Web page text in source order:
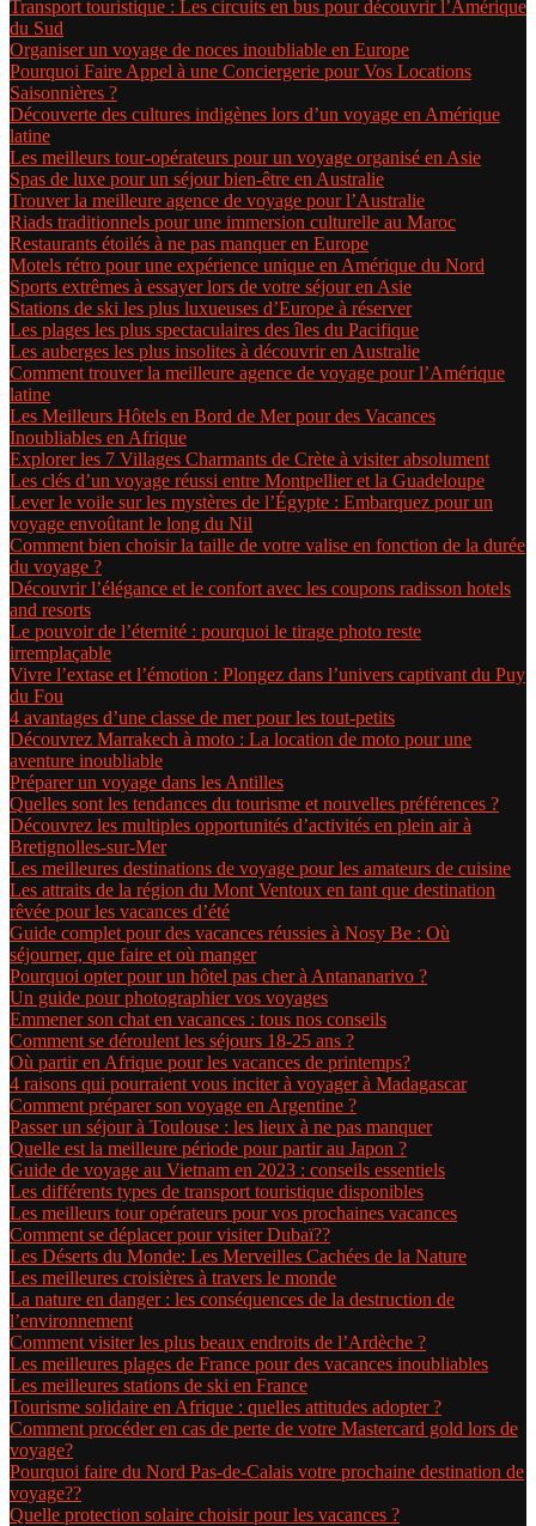
Transport touristique : Les circuits en bus pour découvrir l’Amérique
du Sud
Organiser un voyage de noces inoubliable en Europe
Pourquoi Faire Appel à une Conciergerie pour Vos Locations
Saisonnières ?
Découverte des cultures indigènes lors d’un voyage en Amérique
latine
Les meilleurs tour-opérateurs pour un voyage organisé en Asie
Spas de luxe pour un séjour bien-être en Australie
Trouver la meilleure agence de voyage pour l’Australie
Riads traditionnels pour une immersion culturelle au Maroc
Restaurants étoilés à ne pas manquer en Europe
Motels rétro pour une expérience unique en Amérique du Nord
Sports extrêmes à essayer lors de votre séjour en Asie
Stations de ski les plus luxueuses d’Europe à réserver
Les plages les plus spectaculaires des îles du Pacifique
Les auberges les plus insolites à découvrir en Australie
Comment trouver la meilleure agence de voyage pour l’Amérique
latine
Les Meilleurs Hôtels en Bord de Mer pour des Vacances
Inoubliables en Afrique
Explorer les 7 Villages Charmants de Crète à visiter absolument
Les clés d’un voyage réussi entre Montpellier et la Guadeloupe
Lever le voile sur les mystères de l’Égypte : Embarquez pour un
voyage envoûtant le long du Nil
Comment bien choisir la taille de votre valise en fonction de la durée
du voyage ?
Découvrir l’élégance et le confort avec les coupons radisson hotels
and resorts
Le pouvoir de l’éternité : pourquoi le tirage photo reste
irremplaçable
Vivre l’extase et l’émotion : Plongez dans l’univers captivant du Puy
du Fou
4 avantages d’une classe de mer pour les tout-petits
Découvrez Marrakech à moto : La location de moto pour une
aventure inoubliable
Préparer un voyage dans les Antilles
Quelles sont les tendances du tourisme et nouvelles préférences ?
Découvrez les multiples opportunités d’activités en plein air à
Bretignolles-sur-Mer
Les meilleures destinations de voyage pour les amateurs de cuisine
Les attraits de la région du Mont Ventoux en tant que destination
rêvée pour les vacances d’été
Guide complet pour des vacances réussies à Nosy Be : Où
séjourner, que faire et où manger
Pourquoi opter pour un hôtel pas cher à Antananarivo ?
Un guide pour photographier vos voyages
Emmener son chat en vacances : tous nos conseils
Comment se déroulent les séjours 18-25 ans ?
Où partir en Afrique pour les vacances de printemps?
4 raisons qui pourraient vous inciter à voyager à Madagascar
Comment préparer son voyage en Argentine ?
Passer un séjour à Toulouse : les lieux à ne pas manquer
Quelle est la meilleure période pour partir au Japon ?
Guide de voyage au Vietnam en 2023 : conseils essentiels
Les différents types de transport touristique disponibles
Les meilleurs tour opérateurs pour vos prochaines vacances
Comment se déplacer pour visiter Dubaï??
Les Déserts du Monde: Les Merveilles Cachées de la Nature
Les meilleures croisières à travers le monde
La nature en danger : les conséquences de la destruction de
l’environnement
Comment visiter les plus beaux endroits de l’Ardèche ?
Les meilleures plages de France pour des vacances inoubliables
Les meilleures stations de ski en France
Tourisme solidaire en Afrique : quelles attitudes adopter ?
Comment procéder en cas de perte de votre Mastercard gold lors de
voyage?
Pourquoi faire du Nord Pas-de-Calais votre prochaine destination de
voyage??
Quelle protection solaire choisir pour les vacances ?